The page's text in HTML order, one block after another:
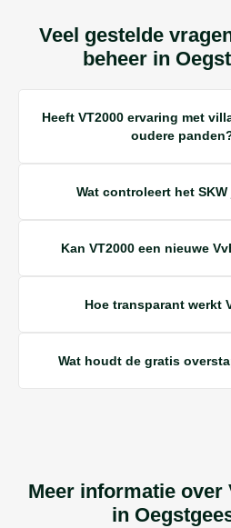
Veel gestelde
beheer in
Heeft VT2000 ervaring met
oudere
Wat controleert het
Kan VT2000 een nieuwe
Hoe transparant werkt
Wat houdt de gratis
Meer informatie over
in